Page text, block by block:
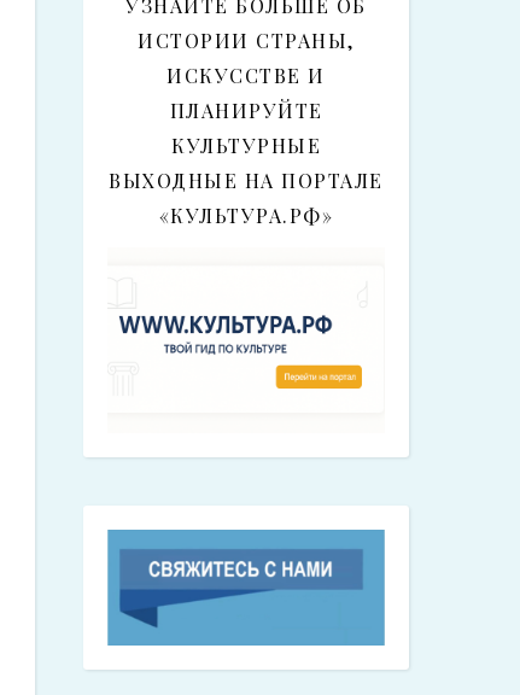
УЗНАЙТЕ БОЛЬШЕ ОБ
ИСТОРИИ СТРАНЫ,
ИСКУССТВЕ И
ПЛАНИРУЙТЕ
КУЛЬТУРНЫЕ
ВЫХОДНЫЕ НА ПОРТАЛЕ
«КУЛЬТУРА.РФ»